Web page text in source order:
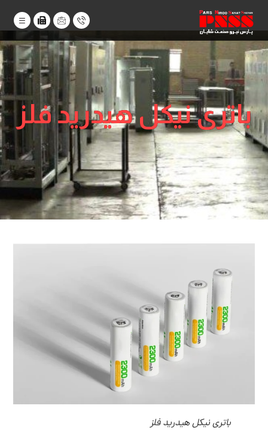
باتری نیکل هیدرید فلز
باتری نیکل هیدرید فلز